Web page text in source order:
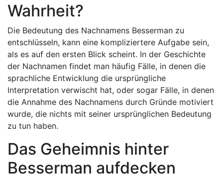
Wahrheit?
Die Bedeutung des Nachnamens Besserman zu
entschlüsseln, kann eine kompliziertere Aufgabe sein,
als es auf den ersten Blick scheint. In der Geschichte
der Nachnamen findet man häufig Fälle, in denen die
sprachliche Entwicklung die ursprüngliche
Interpretation verwischt hat, oder sogar Fälle, in denen
die Annahme des Nachnamens durch Gründe motiviert
wurde, die nichts mit seiner ursprünglichen Bedeutung
zu tun haben.
Das Geheimnis hinter
Besserman aufdecken